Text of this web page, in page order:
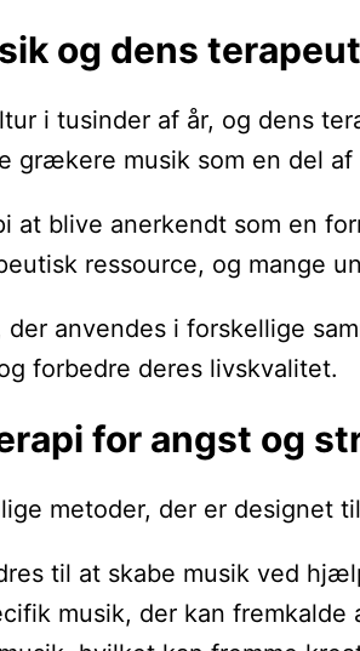
og dens
i tusinder af år, og dens
grækere musik som en del
at blive anerkendt som en
ressource, og mange
anvendes i forskellige
forbedre deres livskvalitet.
for angst og
metoder, der er designet
til at skabe musik ved
musik, der kan